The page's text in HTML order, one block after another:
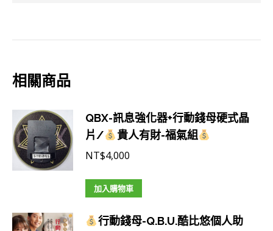
卡
明
用，
請
勿
下
相關商品
QBX-訊息強化器+行動錢母硬式晶
片/
貴人有財-福氣組
NT$4,000
加入購物車
行動錢母-Q.B.U.酷比悠個人助